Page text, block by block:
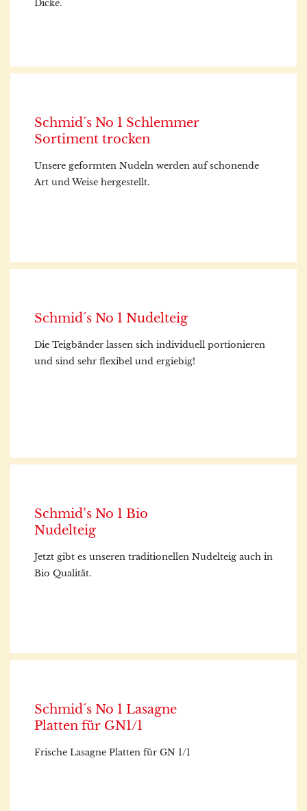
Dicke.
Schmid´s No 1 Schlemmer
Sortiment trocken
Unsere geformten Nudeln werden auf schonende
Art und Weise hergestellt.
Schmid´s No 1 Nudelteig
Die Teigbänder lassen sich individuell portionieren
und sind sehr flexibel und ergiebig!
Schmid’s No 1 Bio
Nudelteig
Jetzt gibt es unseren traditionellen Nudelteig auch in
Bio Qualität.
Schmid´s No 1 Lasagne
Platten für GN1/1
Frische Lasagne Platten für GN 1/1